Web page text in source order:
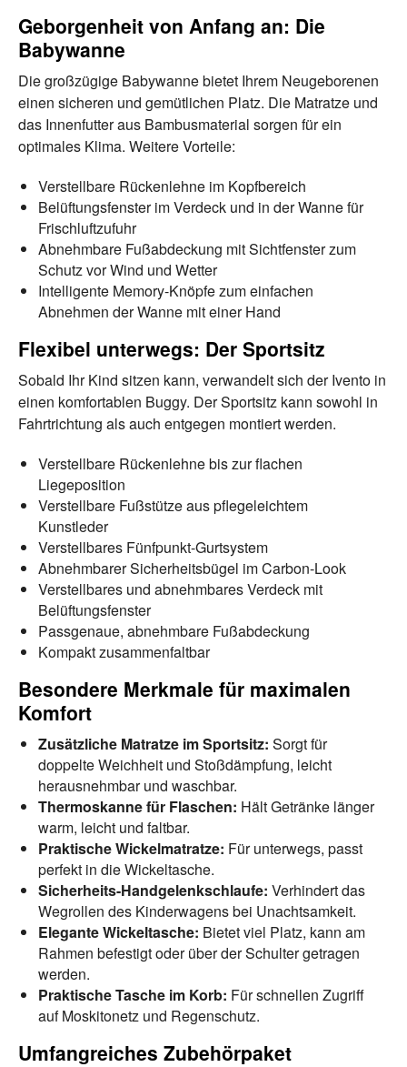
Geborgenheit von Anfang an: Die
Babywanne
Die großzügige Babywanne bietet Ihrem Neugeborenen
einen sicheren und gemütlichen Platz. Die Matratze und
das Innenfutter aus Bambusmaterial sorgen für ein
optimales Klima. Weitere Vorteile:
Verstellbare Rückenlehne im Kopfbereich
Belüftungsfenster im Verdeck und in der Wanne für
Frischluftzufuhr
Abnehmbare Fußabdeckung mit Sichtfenster zum
Schutz vor Wind und Wetter
Intelligente Memory-Knöpfe zum einfachen
Abnehmen der Wanne mit einer Hand
Flexibel unterwegs: Der Sportsitz
Sobald Ihr Kind sitzen kann, verwandelt sich der Ivento in
einen komfortablen Buggy. Der Sportsitz kann sowohl in
Fahrtrichtung als auch entgegen montiert werden.
Verstellbare Rückenlehne bis zur flachen
Liegeposition
Verstellbare Fußstütze aus pflegeleichtem
Kunstleder
Verstellbares Fünfpunkt-Gurtsystem
Abnehmbarer Sicherheitsbügel im Carbon-Look
Verstellbares und abnehmbares Verdeck mit
Belüftungsfenster
Passgenaue, abnehmbare Fußabdeckung
Kompakt zusammenfaltbar
Besondere Merkmale für maximalen
Komfort
Zusätzliche Matratze im Sportsitz: Sorgt für
doppelte Weichheit und Stoßdämpfung, leicht
herausnehmbar und waschbar.
Thermoskanne für Flaschen: Hält Getränke länger
warm, leicht und faltbar.
Praktische Wickelmatratze: Für unterwegs, passt
perfekt in die Wickeltasche.
Sicherheits-Handgelenkschlaufe: Verhindert das
Wegrollen des Kinderwagens bei Unachtsamkeit.
Elegante Wickeltasche: Bietet viel Platz, kann am
Rahmen befestigt oder über der Schulter getragen
werden.
Praktische Tasche im Korb: Für schnellen Zugriff
auf Moskitonetz und Regenschutz.
Umfangreiches Zubehörpaket